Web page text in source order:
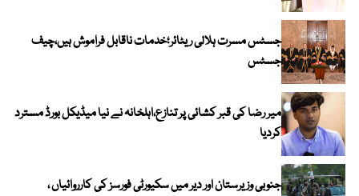
جسٹس مسرت ہلالی ریٹائر؛خدمات ناقابل فراموش ہیں،چیف
جسٹس
میر رضا کی قبر کشائی پر تنازع،اہلخانہ نے نیا میڈیکل بورڈ مسترد
کردیا
جنوبی وزیرستان اور دیر میں سکیورٹی فورسز کی کارروائیاں ،